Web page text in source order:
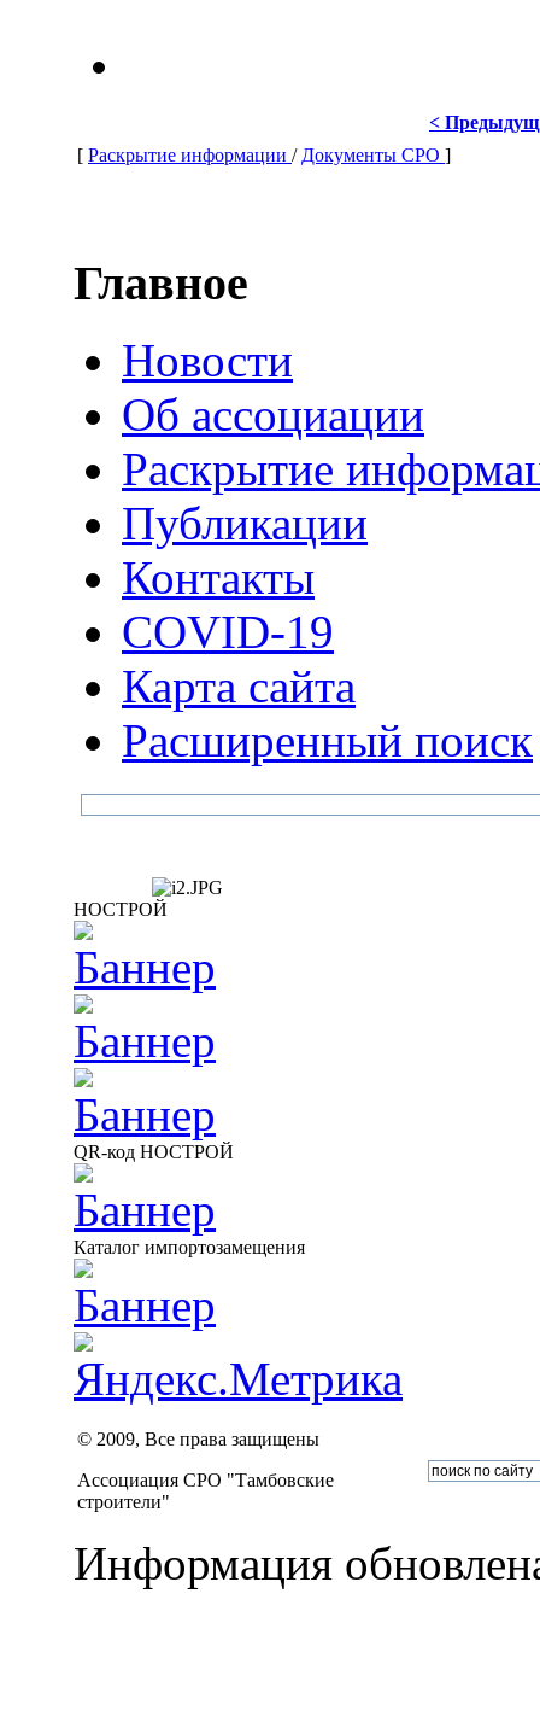
<
[ Раскрытие информации/ Документы СРО]
Главное
Новости
Об ассоциации
Раскрытие
Публикации
Контакты
COVID-19
Карта сайта
Расширенный поиск
НОСТРОЙ
QR-код НОСТРОЙ
Каталог импортозамещения
© 2009, Все права защищены
Ассоциация СРО "Тамбовские
строители"
Информация